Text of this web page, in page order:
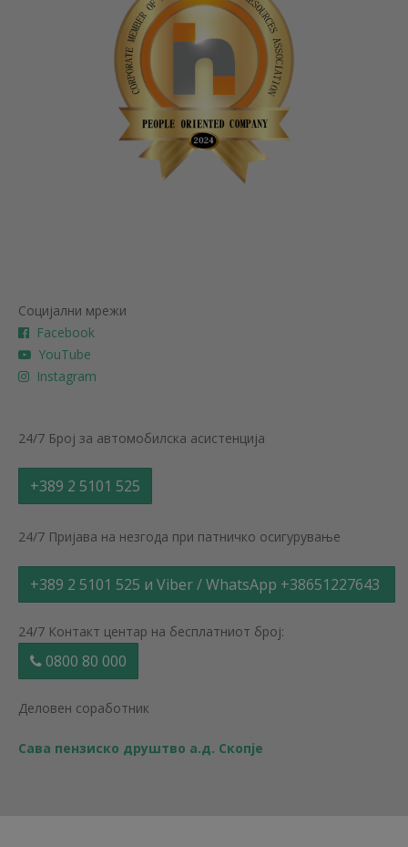
Социјални мрежи
Facebook
YouTube
Instagram
24/7 Број за автомобилска асистенција
+389 2 5101 525
24/7 Пријава на незгода при патничко осигурување
+389 2 5101 525 и Viber / WhatsApp +38651227643
24/7 Контакт центар на бесплатниот број:
0800 80 000
Деловен соработник
Сава пензиско друштво а.д. Скопје